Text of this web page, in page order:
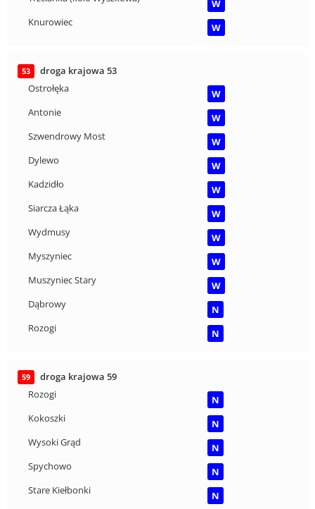
W
Knurowiec
W
53
droga krajowa 53
Ostrołęka
W
Antonie
W
Szwendrowy Most
W
Dylewo
W
Kadzidło
W
Siarcza Łąka
W
Wydmusy
W
Myszyniec
W
Muszyniec Stary
W
Dąbrowy
N
Rozogi
N
59
droga krajowa 59
Rozogi
N
Kokoszki
N
Wysoki Grąd
N
Spychowo
N
Stare Kiełbonki
N